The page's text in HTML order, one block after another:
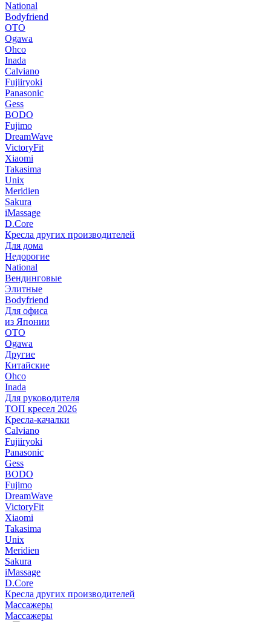
National
Bodyfriend
OTO
Ogawa
Ohco
Inada
Calviano
Fujiiryoki
Panasonic
Gess
BODO
Fujimo
DreamWave
VictoryFit
Xiaomi
Takasima
Unix
Meridien
Sakura
iMassage
D.Core
Кресла других производителей
Для дома
Недорогие
National
Вендинговые
Элитные
Bodyfriend
Для офиса
из Японии
OTO
Ogawa
Другие
Китайские
Ohco
Inada
Для руководителя
ТОП кресел 2026
Кресла-качалки
Calviano
Fujiiryoki
Panasonic
Gess
BODO
Fujimo
DreamWave
VictoryFit
Xiaomi
Takasima
Unix
Meridien
Sakura
iMassage
D.Core
Кресла других производителей
Массажеры
Массажеры